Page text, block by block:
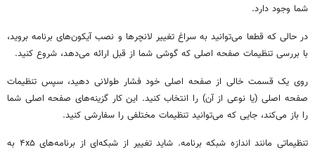
شما وجود دارد.
در حالی که قطعا می‌توانید به سراغ تغییر لانچرها و نصب آیکون‌های برنامه بروید،
با بررسی تنظیمات صفحه اصلی که گوشی شما از قبل ارائه می‌دهد، شروع کنید.
روی یک قسمت خالی از صفحه اصلی خود فشار طولانی دهید، سپس تنظیمات
صفحه اصلی (یا نوعی از آن) را انتخاب کنید. این کار گزینه‌های صفحه اصلی شما
را باز می‌کند، جایی که می‌توانید تنظیمات مختلفی را سفارشی کنید.
تنظیماتی مانند اندازه شبکه برنامه. شاید تغییر از شبکه‌ای از برنامه‌های ۴x۵ به